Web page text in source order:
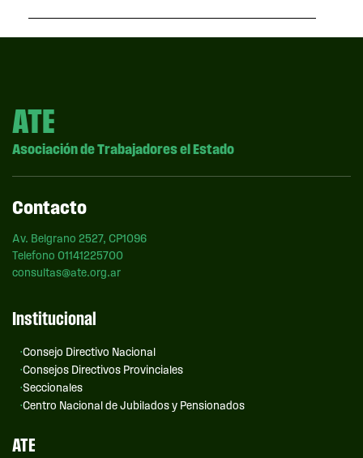
ATE
Asociación de Trabajadores el Estado
Contacto
Av. Belgrano 2527, CP1096
Telefono 01141225700
consultas@ate.org.ar
Institucional
Consejo Directivo Nacional
Consejos Directivos Provinciales
Seccionales
Centro Nacional de Jubilados y Pensionados
ATE